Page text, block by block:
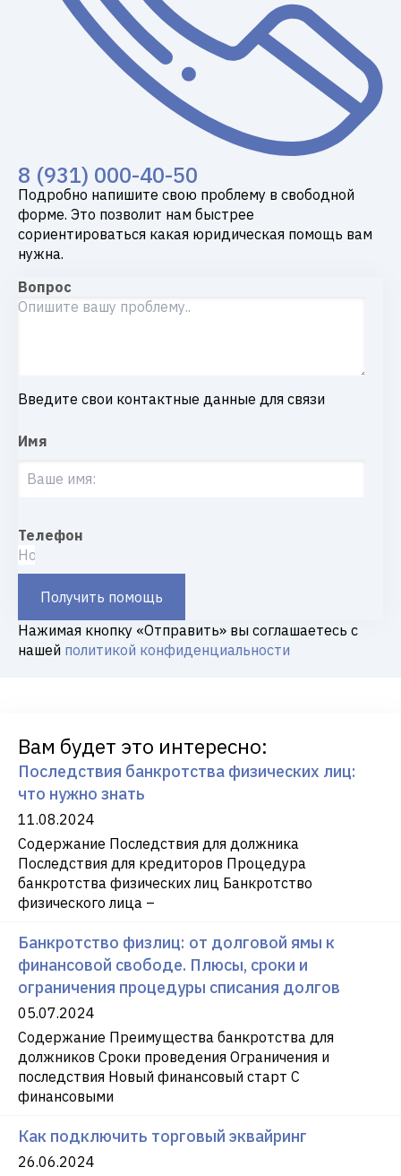
8 (931) 000-40-50
Подробно напишите свою проблему в свободной
форме. Это позволит нам быстрее
сориентироваться какая юридическая помощь вам
нужна.
Вопрос
Введите свои контактные данные для связи
Имя
Телефон
Получить помощь
Нажимая кнопку «Отправить» вы соглашаетесь с
нашей политикой конфиденциальности
Вам будет это интересно:
Последствия банкротства физических лиц:
что нужно знать
11.08.2024
Содержание Последствия для должника
Последствия для кредиторов Процедура
банкротства физических лиц Банкротство
физического лица –
Банкротство физлиц: от долговой ямы к
финансовой свободе. Плюсы, сроки и
ограничения процедуры списания долгов
05.07.2024
Содержание Преимущества банкротства для
должников Сроки проведения Ограничения и
последствия Новый финансовый старт С
финансовыми
Как подключить торговый эквайринг
26.06.2024